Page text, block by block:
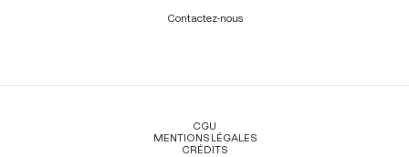
Contactez-nous
Légal
CGU
MENTIONS LÉGALES
CRÉDITS